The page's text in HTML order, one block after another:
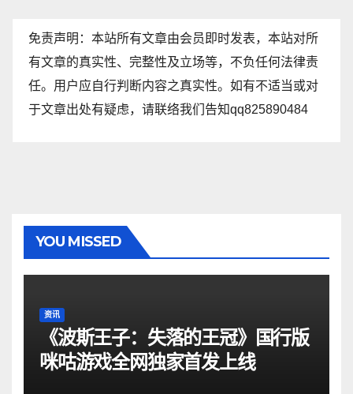
免责声明：本站所有文章由会员即时发表，本站对所
有文章的真实性、完整性及立场等，不负任何法律责
任。用户应自行判断内容之真实性。如有不适当或对
于文章出处有疑虑，请联络我们告知qq825890484
YOU MISSED
资讯
《波斯王子：失落的王冠》国行版
咪咕游戏全网独家首发上线